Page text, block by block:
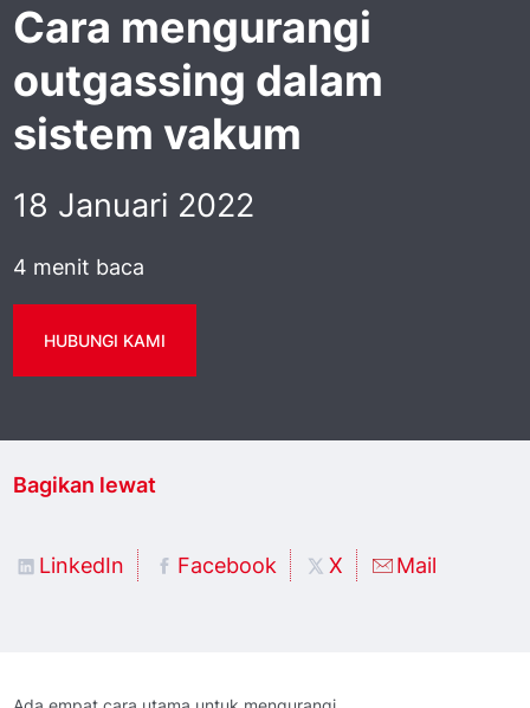
Cara mengurangi
outgassing dalam
sistem vakum
18 Januari 2022
4 menit baca
HUBUNGI KAMI
Bagikan lewat
LinkedIn Facebook X Mail